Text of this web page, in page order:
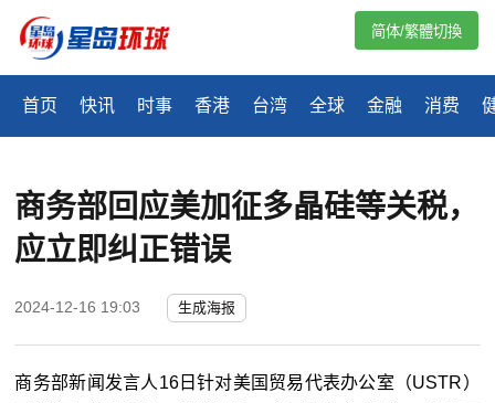
首页 快讯 时事 香港 台湾 全球 金融 消费
简体/繁體切換
商务部回应美加征多晶硅等关税，
应立即纠正错误
2024-12-16 19:03 生成海报
商务部新闻发言人16日针对美国贸易代表办公室（USTR）